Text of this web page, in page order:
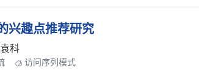
兴趣点推荐研究
袁科
访问序列模式